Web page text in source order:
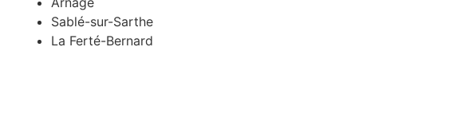
Sablé-sur-Sarthe
La Ferté-Bernard